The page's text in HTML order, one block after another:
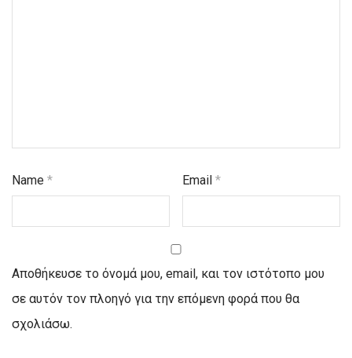
Name * Email*
Αποθήκευσε το όνομά μου, email, και τον ιστότοπο μου
σε αυτόν τον πλοηγό για την επόμενη φορά που θα
σχολιάσω.